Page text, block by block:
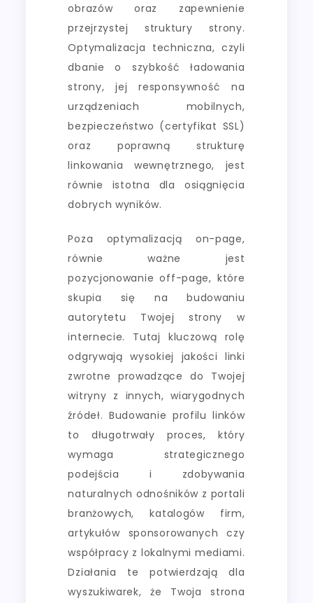
obrazów oraz zapewnienie
przejrzystej struktury strony.
Optymalizacja techniczna, czyli
dbanie o szybkość ładowania
strony, jej responsywność na
urządzeniach mobilnych,
bezpieczeństwo (certyfikat SSL)
oraz poprawną strukturę
linkowania wewnętrznego, jest
równie istotna dla osiągnięcia
dobrych wyników.
Poza optymalizacją on-page,
równie ważne jest
pozycjonowanie off-page, które
skupia się na budowaniu
autorytetu Twojej strony w
internecie. Tutaj kluczową rolę
odgrywają wysokiej jakości linki
zwrotne prowadzące do Twojej
witryny z innych, wiarygodnych
źródeł. Budowanie profilu linków
to długotrwały proces, który
wymaga strategicznego
podejścia i zdobywania
naturalnych odnośników z portali
branżowych, katalogów firm,
artykułów sponsorowanych czy
współpracy z lokalnymi mediami.
Działania te potwierdzają dla
wyszukiwarek, że Twoja strona